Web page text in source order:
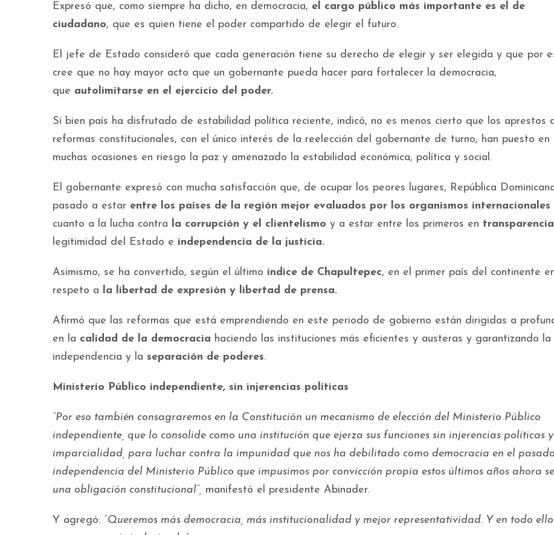
Expresó que, como siempre ha dicho, en democracia, el cargo público más importante es el de
ciudadano, que es quien tiene el poder compartido de elegir el futuro.
El jefe de Estado consideró que cada generación tiene su derecho de elegir y ser elegida y que por
cree que no hay mayor acto que un gobernante pueda hacer para fortalecer la democracia,
que autolimitarse en el ejercicio del poder.
Si bien país ha disfrutado de estabilidad política reciente, indicó, no es menos cierto que los aprestos
reformas constitucionales, con el único interés de la reelección del gobernante de turno, han puesto en
muchas ocasiones en riesgo la paz y amenazado la estabilidad económica, política y social.
El gobernante expresó con mucha satisfacción que, de ocupar los peores lugares, República
pasado a estar entre los países de la región mejor evaluados por los organismos internacionales
cuanto a la lucha contra la corrupción y el clientelismo y a estar entre los primeros en transparencia
legitimidad del Estado e independencia de la justicia.
Asimismo, se ha convertido, según el último índice de Chapultepec, en el primer país del continente
respeto a la libertad de expresión y libertad de prensa.
Afirmó que las reformas que está emprendiendo en este periodo de gobierno están dirigidas a
en la calidad de la democracia haciendo las instituciones más eficientes y austeras y garantizando la
independencia y la separación de poderes.
Ministerio Público independiente, sin injerencias políticas
“Por eso también consagraremos en la Constitución un mecanismo de elección del Ministerio Público
independiente, que lo consolide como una institución que ejerza sus funciones sin injerencias políticas
imparcialidad, para luchar contra la impunidad que nos ha debilitado como democracia en el
independencia del Ministerio Público que impusimos por convicción propia estos últimos años ahora
una obligación constitucional”,
manifestó el presidente Abinader.
Y agregó:
“Queremos más democracia, más institucionalidad y mejor representatividad. Y en todo ello